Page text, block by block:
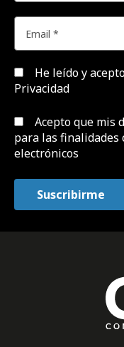
He leído y
Privacidad
Acepto que mis
para las finalidades
electrónicos